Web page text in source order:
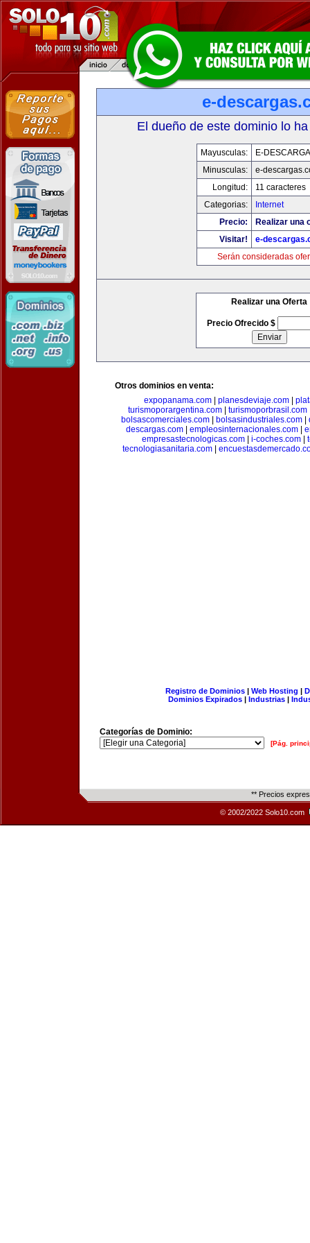
e-
El dueño de este dominio lo
Mayusculas:
E-
Minusculas:
e-
Longitud:
11 caracteres
Categorias:
Internet
Precio:
Realizar una
Visitar!
e-
Serán consideradas
Realizar una Oferta
Precio Ofrecido $
Otros dominios en venta:
expopanama.com| planesdeviaje.com|
turismoporargentina.com| turismoporbrasil.com
bolsascomerciales.com
bolsasindustriales.com
descargas.com
empleosinternacionales.com
empresastecnologicas.com
i-coches.com
tecnologiasanitaria.com|
Registro de Dominios| Web Hosting |
Dominios Expirados | Industrias |
Categorías de Dominio:
[Pág.
** Precios
© 2002/2022 Solo10.com